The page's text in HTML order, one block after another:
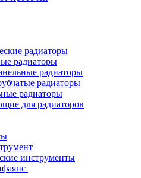
радиаторы
радиаторы
радиаторы
радиаторы
радиаторы
для радиаторов
инструменты